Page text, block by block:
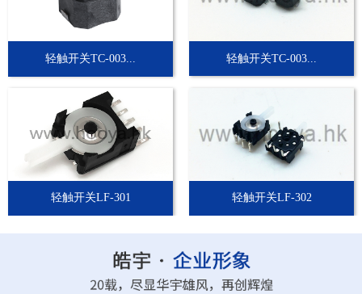
轻触开关TC-003... 轻触开关TC-003...
轻触开关LF-301 轻触开关LF-302